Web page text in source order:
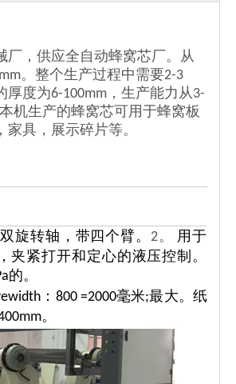
厂，供应全自动蜂窝芯厂。从
。整个生产过程中需要2-3
厚度为6-100mm，生产能力从3-
机生产的蜂窝芯可用于蜂窝板
具，展示碎片等。
旋转轴，带四个臂。 2。
用于造
夹紧打开和定心的液压控制。最
的。
：800 =2000毫米;最大。纸卷
。